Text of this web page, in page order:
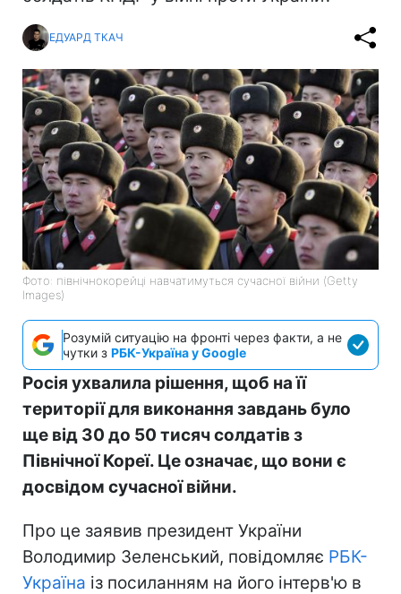
ЕДУАРД ТКАЧ
Фото: північнокорейці навчатимуться сучасної війни (Getty
Images)
Розумій ситуацію на фронті через факти, а не
чутки з РБК-Україна у Google
Росія ухвалила рішення, щоб на її
території для виконання завдань було
ще від 30 до 50 тисяч солдатів з
Північної Кореї. Це означає, що вони є
досвідом сучасної війни.
Про це заявив президент України
Володимир Зеленський, повідомляє РБК-
Україна із посиланням на його інтерв'ю в